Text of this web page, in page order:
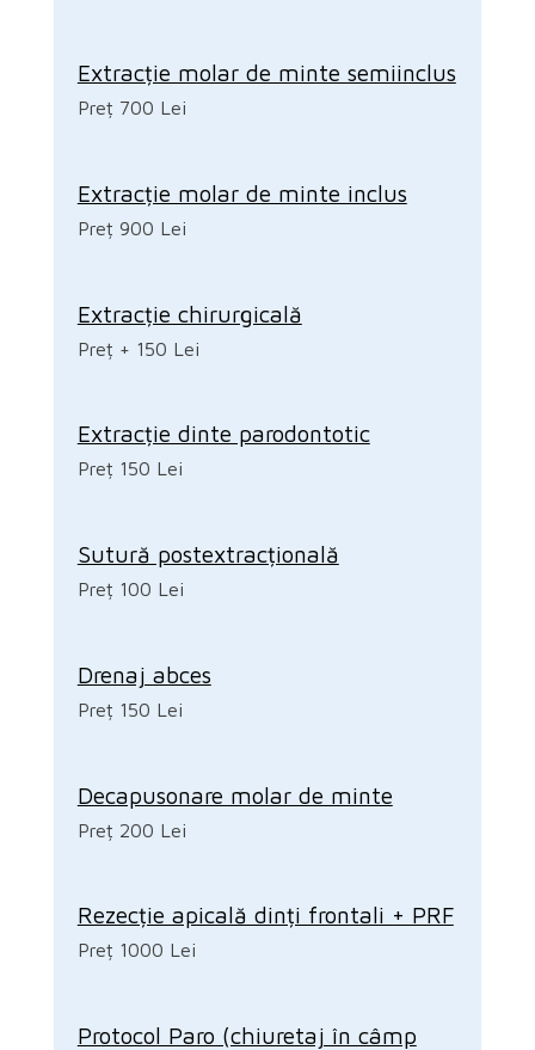
Extracție molar de minte semiinclus
Preț 700 Lei
Extracție molar de minte inclus
Preț 900 Lei
Extracție chirurgicală
Preț + 150 Lei
Extracție dinte parodontotic
Preț 150 Lei
Sutură postextracțională
Preț 100 Lei
Drenaj abces
Preț 150 Lei
Decapusonare molar de minte
Preț 200 Lei
Rezecție apicală dinți frontali + PRF
Preț 1000 Lei
Protocol Paro (chiuretaj în câmp